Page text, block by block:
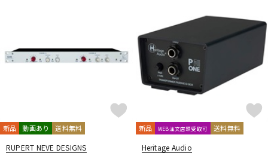
新品 動画あり 送料無料
RUPERT NEVE DESIGNS
新品 WEB注文店頭受取可 送料無料
Heritage Audio